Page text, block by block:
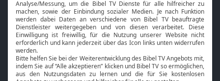
Nächster Gottesdienst
Bibel TV
Über uns
Jobs
Service
Kontakt
TV-Empfang